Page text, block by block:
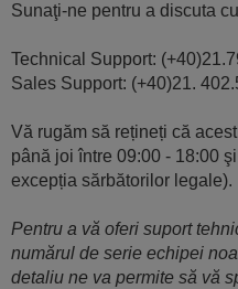
Sunaţi-ne pentru a discuta
Technical Support:
Sales Support: (+40)21.
Vă rugăm să rețineți că
până joi între 09:00 - 18:00
excepția sărbătorilor legale).
Pentru a vă oferi suport
numărul de serie echipei
detaliu ne va permite să vă